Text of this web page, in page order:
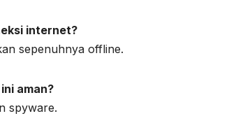
internet?
sepenuhnya offline.
aman?
spyware.